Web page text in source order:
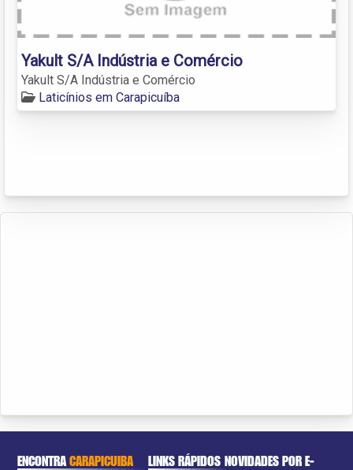
Yakult S/A Indústria e Comércio
Yakult S/A Indústria e Comércio
Laticínios em Carapicuíba
ENCONTRACARAPICUIBA LINKS RÁPIDOS NOVIDADES POR E-